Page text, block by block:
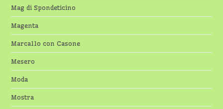
Mag di Spondeticino
Magenta
Marcallo con Casone
Mesero
Moda
Mostra